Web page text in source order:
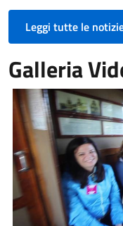
Leggi tutte le
Galleria